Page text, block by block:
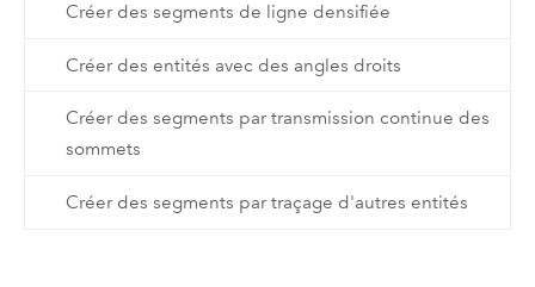
Créer des segments de ligne densifiée
Créer des entités avec des angles droits
Créer des segments par transmission continue des
sommets
Créer des segments par traçage d'autres entités